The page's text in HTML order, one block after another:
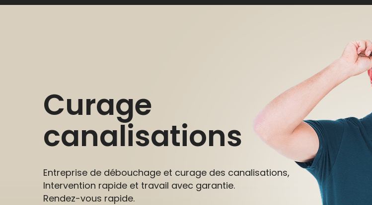
Curage
canalisations
Entreprise de débouchage et curage des canalisations,
Intervention rapide et travail avec garantie.
Rendez-vous rapide.